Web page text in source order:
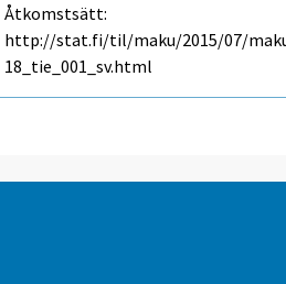
Åtkomstsätt:
http://stat.fi/til/maku/2015/07/
18_tie_001_sv.html